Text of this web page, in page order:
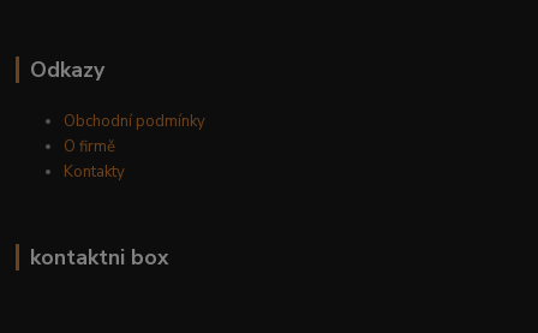
Odkazy
Obchodní podmínky
O firmě
Kontakty
kontaktni box